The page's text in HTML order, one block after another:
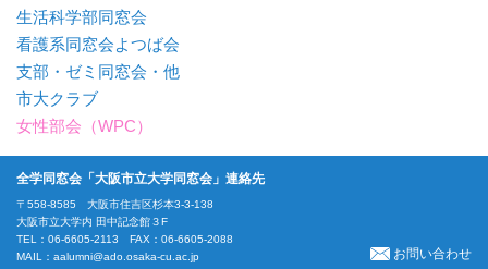
生活科学部同窓会
看護系同窓会よつば会
支部・ゼミ同窓会・他
市大クラブ
女性部会（WPC）
全学同窓会「大阪市立大学同窓会」連絡先
〒558-8585 大阪市住吉区杉本3-3-138
大阪市立大学内 田中記念館３F
TEL：06-6605-2113 FAX：06-6605-2088
MAIL： aalumni@ado.osaka-cu.ac.jp お問い合わせ